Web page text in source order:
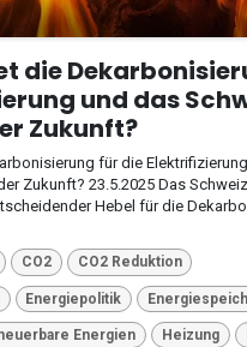
die
und das
Zukunft?
für die
Zukunft? 23.5.2025 Das
Hebel für die
CO2 CO2 Reduktion
Energiepolitik
Energien Heizung